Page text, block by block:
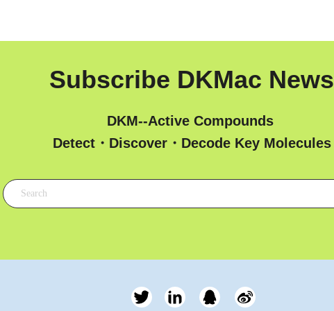
Subscribe DKMac News
DKM--Active Compounds
Detect・Discover・Decode Key Molecules